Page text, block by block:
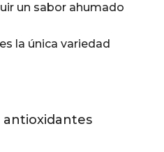
un sabor ahumado
la única variedad
antioxidantes